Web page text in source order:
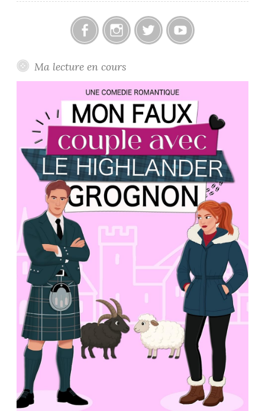
Ma lecture en cours